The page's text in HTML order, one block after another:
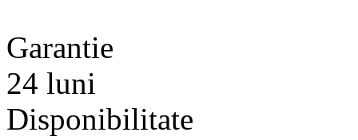
Garantie
24 luni
Disponibilitate